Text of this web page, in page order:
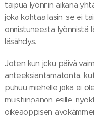
taipua lyönnin aikana
joka kohtaa lasin, se ei
onnistuneesta lyönnistä
läsähdys.
Joten kun joku päivä
anteeksiantamatonta,
puhuu miehelle joka ei
muistiinpanon esille,
oikeaoppisen